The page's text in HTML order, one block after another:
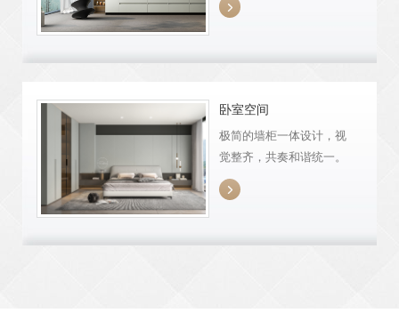
化，下厨无需“拐弯”，集中

卧室空间
极简的墙柜一体设计，视
觉整齐，共奏和谐统一。
以低饱和的灰色系调和空
间韵律，唤醒舒缓疗愈的
